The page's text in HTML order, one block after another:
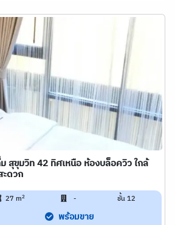
ม สุขุมวิท 42 ทิศเหนือ ห้องบล็อควิว ใกล้
ะดวก
27 m2 - ชั้น 12
พร้อมขาย